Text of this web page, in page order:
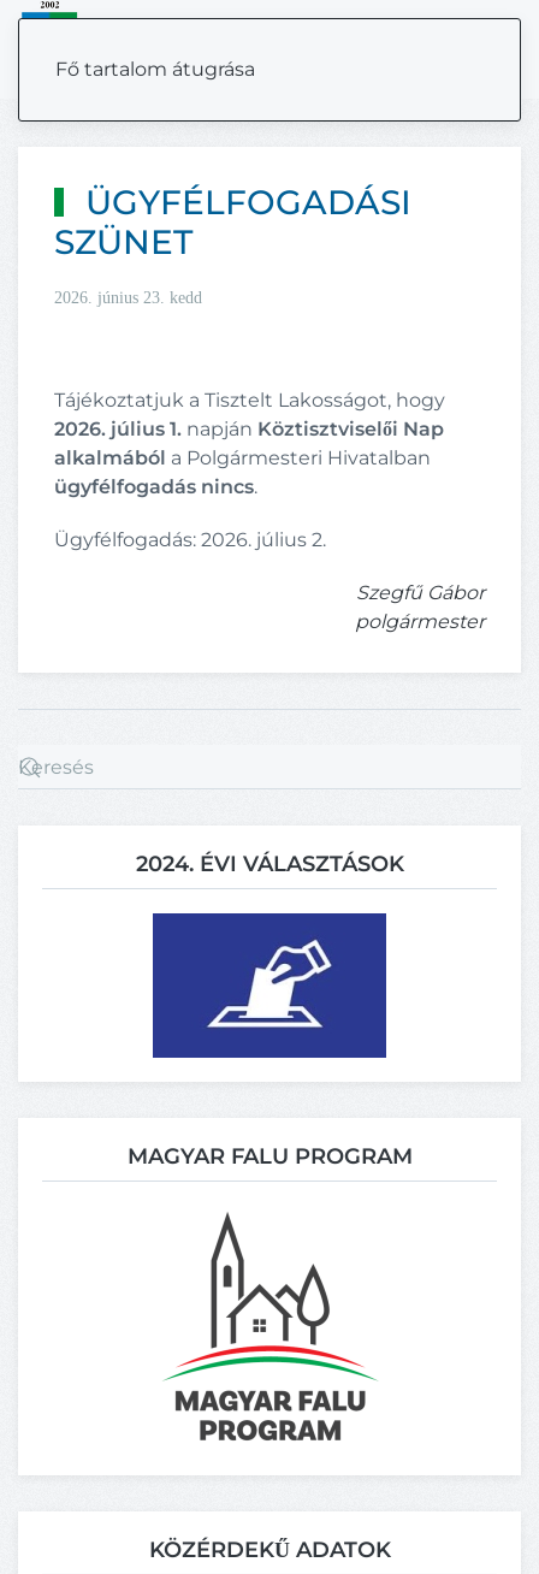
Fő tartalom átugrása
ÜGYFÉLFOGADÁSI
SZÜNET
2026. június 23. kedd
Tájékoztatjuk a Tisztelt Lakosságot, hogy
2026. július 1. napján Köztisztviselői Nap
alkalmából a Polgármesteri Hivatalban
ügyfélfogadás nincs.
Ügyfélfogadás: 2026. július 2.
Szegfű Gábor
polgármester
2024. ÉVI VÁLASZTÁSOK
MAGYAR FALU PROGRAM
KÖZÉRDEKŰ ADATOK